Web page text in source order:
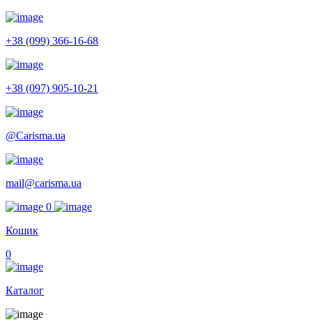
+38 (099) 366-16-68
+38 (097) 905-10-21
@Carisma.ua
mail@carisma.ua
0
Кошик
0
Каталог